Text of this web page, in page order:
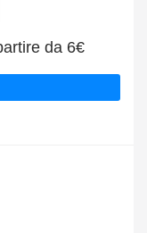
da 6€